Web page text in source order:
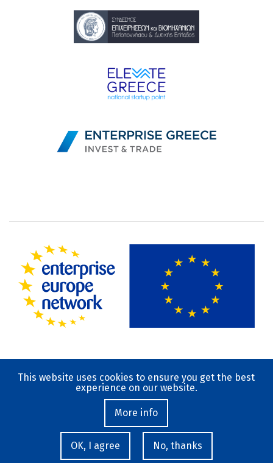
Terms of Use
Privacy Policy
Contact
This website uses cookies to ensure you get the best
experience on our website.
More info
OK, I agree No, thanks